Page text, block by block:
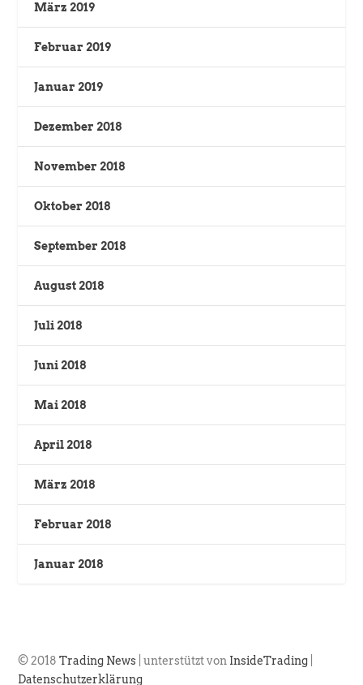
März 2019
Februar 2019
Januar 2019
Dezember 2018
November 2018
Oktober 2018
September 2018
August 2018
Juli 2018
Juni 2018
Mai 2018
April 2018
März 2018
Februar 2018
Januar 2018
© 2018Trading News | unterstützt von InsideTrading
Datenschutzerklärung